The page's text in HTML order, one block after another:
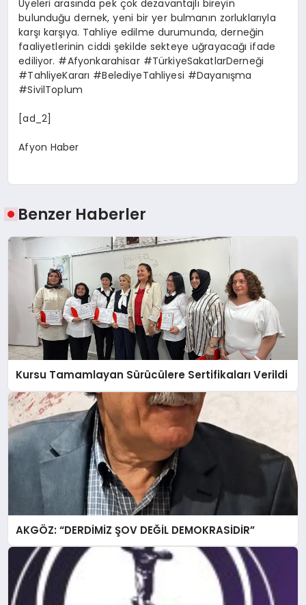
Üyeleri arasında pek çok dezavantajlı bireyin
bulunduğu dernek, yeni bir yer bulmanın zorluklarıyla
karşı karşıya. Tahliye edilme durumunda, derneğin
faaliyetlerinin ciddi şekilde sekteye uğrayacağı ifade
ediliyor. #Afyonkarahisar #TürkiyeSakatlarDerneği
#TahliyeKararı #BelediyeTahliyesi #Dayanışma
#SivilToplum
[ad_2]
Afyon Haber
Benzer Haberler
Kursu Tamamlayan Sürücülere Sertifikaları Verildi
AKGÖZ: “DERDİMİZ ŞOV DEĞİL DEMOKRASİDİR”